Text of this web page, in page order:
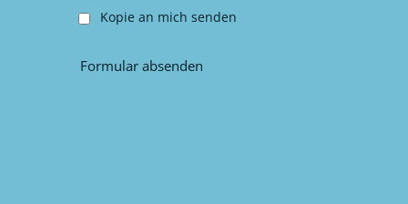
Kopie an mich senden
Formular absenden